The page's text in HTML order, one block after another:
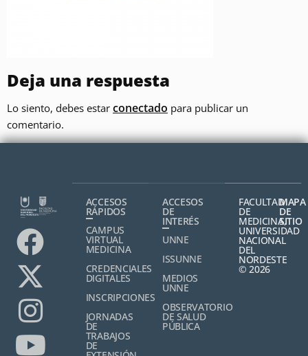
Deja una respuesta
Lo siento, debes estar conectado para publicar un
comentario.
ACCESOS
RÁPIDOS
CAMPUS
VIRTUAL
MEDICINA
CREDENCIALES
DIGITALES
INSCRIPCIONES
JORNADAS
DE
TRABAJOS
DE
ACCESOS
DE
INTERÉS
UNNE
ISSUNNE
MEDIOS
UNNE
OBSERVATORIO
DE SALUD
PÚBLICA
FACULTAD
DE
MEDICINA,
UNIVERSIDAD
NACIONAL
DEL
NORDESTE
© 2026
MAPA
DE
SITIO